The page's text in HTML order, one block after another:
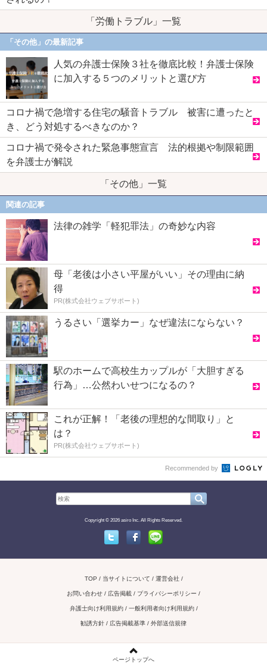
「労働トラブル」一覧
「その他」の最新記事
人気の弁護士保険３社を徹底比較！弁護士保険
に加入する５つのメリットと選び方
コロナ禍で急増する住宅の騒音トラブル 被害に遭ったと
き、どう対処するべきなのか？
コロナ禍で発令された緊急事態宣言 法的根拠や制限範囲
を弁護士が解説
「その他」一覧
関連の記事
法律の雑学「軽犯罪法」の奇妙な内容
母「老後は小さい平屋がいい」その理由に納
得
PR(株式会社ウェブサポート)
うるさい「選挙カー」なぜ違法にならない？
駅のホームで高校生カップルが「大胆すぎる
行為」…公然わいせつになるの？
これが正解！「老後の理想的な間取り」と
は？
PR(株式会社ウェブサポート)
Recommended by
Copyright © 2026 asiro Inc. All Rights Reserved.
TOP 当サイトについて 運営会社
お問い合わせ / 広告掲載 プライバシーポリシー
弁護士向け利用規約 一般利用者向け利用規約
勧誘方針 広告掲載基準 外部送信規律
ページトップへ